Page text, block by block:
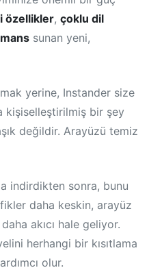
özellikler, çoklu dil
sunan yeni,
yerine, Instander size
kişiselleştirilmiş bir şey
değildir. Arayüzü temiz
indirdikten sonra, bunu
daha keskin, arayüz
akıcı hale geliyor.
herhangi bir kısıtlama
olur.